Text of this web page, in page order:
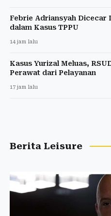
Febrie Adriansyah Dicecar
dalam Kasus TPPU
14 jam lalu
Kasus Yurizal Meluas,
Perawat dari Pelayanan
17 jam lalu
Berita Leisure